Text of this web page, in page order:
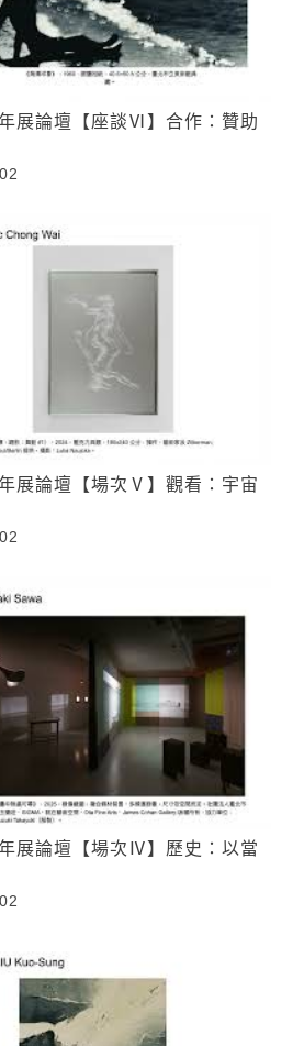
展論壇【座談Ⅵ】合作：贊助
展論壇【場次Ⅴ】觀看：宇宙
展論壇【場次Ⅳ】歷史：以當